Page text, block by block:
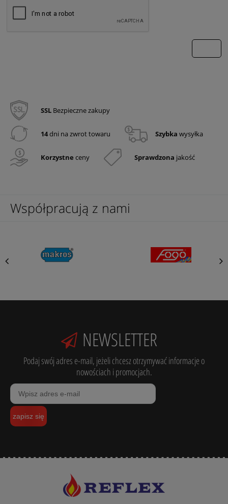
SSL Bezpieczne zakupy
14dni na zwrot towaru Szybka wysyłka
Korzystne ceny Sprawdzona jakość
Współpracują z nami
NEWSLETTER
Podaj swój adres e-mail, jeżeli chcesz otrzymywać informacje o
nowościach i promocjach.
zapisz się